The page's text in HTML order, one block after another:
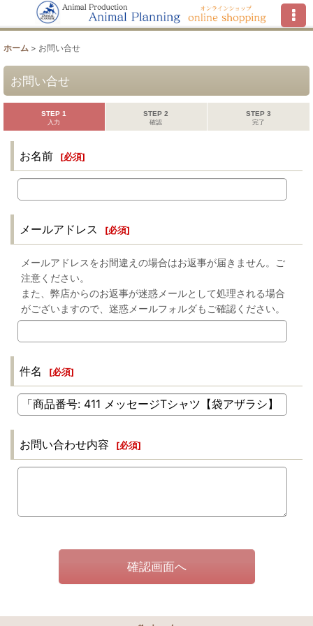
ホーム > お問い合せ
お問い合せ
STEP 1
入力
STEP 2
確認
STEP 3
完了
お名前 [必須]
メールアドレス [必須]
メールアドレスをお間違えの場合はお返事が届きません。ご
注意ください。
また、弊店からのお返事が迷惑メールとして処理される場合
がございますので、迷惑メールフォルダもご確認ください。
件名 [必須]
お問い合わせ内容 [必須]
確認画面へ